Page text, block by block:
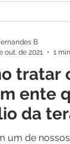
tratar
ente
da
um de
B
out. de 2021
1